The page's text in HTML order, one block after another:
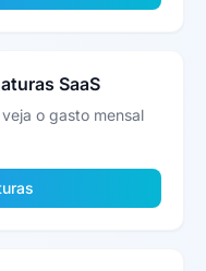
SaaS
o gasto mensal